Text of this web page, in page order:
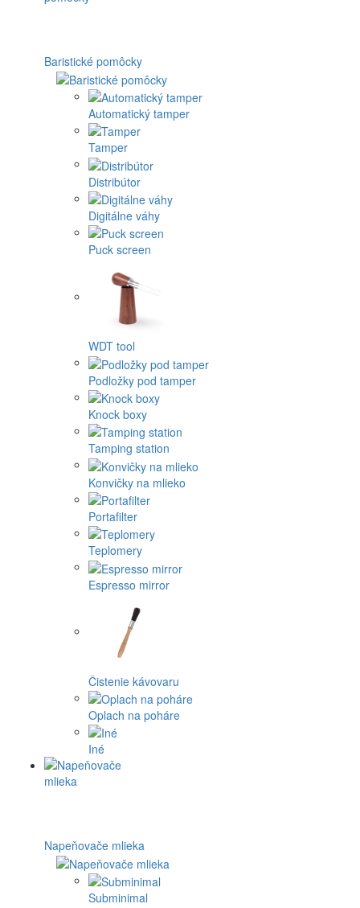
Baristické pomôcky
Automatický tamper
Tamper
Distribútor
Digitálne váhy
Puck screen
WDT tool
Podložky pod tamper
Knock boxy
Tamping station
Konvičky na mlieko
Portafilter
Teplomery
Espresso mirror
Čistenie kávovaru
Oplach na poháre
Iné
Napeňovače mlieka
Subminimal